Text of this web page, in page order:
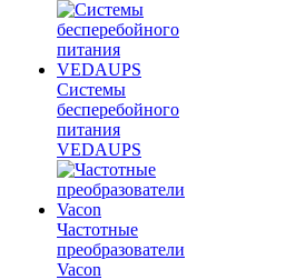
Системы
бесперебойного
питания
VEDAUPS
Частотные
преобразователи
Vacon